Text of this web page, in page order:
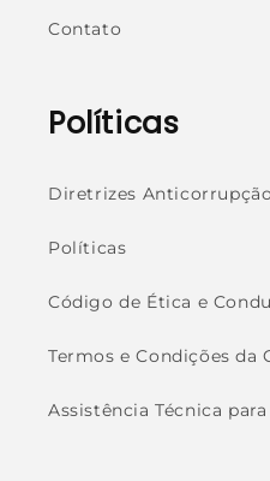
Contato
Políticas
Diretrizes
Políticas
Código de Ética e
Termos e Condições da
Assistência Técnica